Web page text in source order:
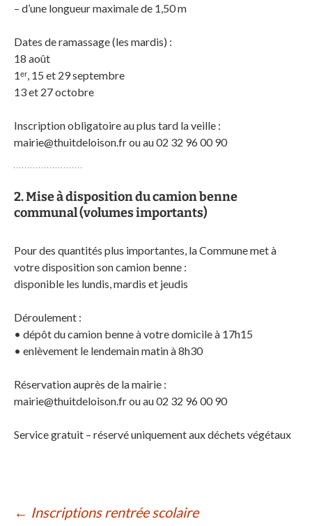
– d’une longueur maximale de 1,50 m
Dates de ramassage (les mardis) :
18 août
1ᵉʳ, 15 et 29 septembre
13 et 27 octobre
Inscription obligatoire au plus tard la veille :
mairie@thuitdeloison.fr ou au 02 32 96 00 90
2. Mise à disposition du camion benne
communal (volumes importants)
Pour des quantités plus importantes, la Commune met à
votre disposition son camion benne :
disponible les lundis, mardis et jeudis
Déroulement :
• dépôt du camion benne à votre domicile à 17h15
• enlèvement le lendemain matin à 8h30
Réservation auprès de la mairie :
mairie@thuitdeloison.fr ou au 02 32 96 00 90
Service gratuit – réservé uniquement aux déchets végétaux
← Inscriptions rentrée scolaire